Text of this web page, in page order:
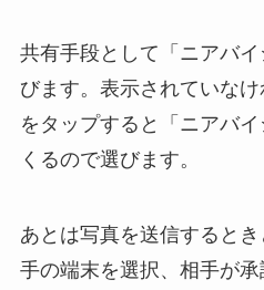
共有手段として「ニアバ
びます。表示されていなけ
をタップすると「ニアバ
くるので選びます。
あとは写真を送信すると
手の端末を選択、相手が